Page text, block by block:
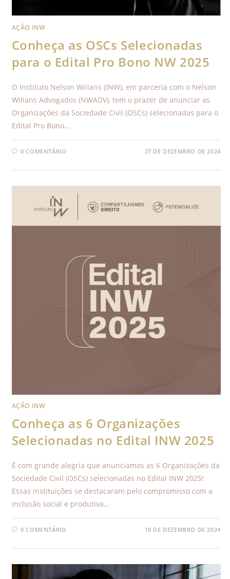
AÇÃO INW
Conheça as OSCs Selecionadas
para o Edital Pro Bono NW 2025
O Instituto Nelson Wilians (INW), em parceria com o Nelson
Wilians Advogados (NWADV), tem o prazer de anunciar as
Organizações da Sociedade Civil (OSCs) selecionadas para o
Edital Pro Bono…
0 COMENTÁRIO 27 DE DEZEMBRO DE 2024
AÇÃO INW
Conheça as 6 Organizações
Selecionadas no Edital INW 2025
É com grande alegria que anunciamos as 6 Organizações da
Sociedade Civil (OSCs) selecionadas no Edital INW 2025!
Essas instituições se destacaram pelo compromisso com a
inclusão social e produtiva…
0 COMENTÁRIO 18 DE DEZEMBRO DE 2024